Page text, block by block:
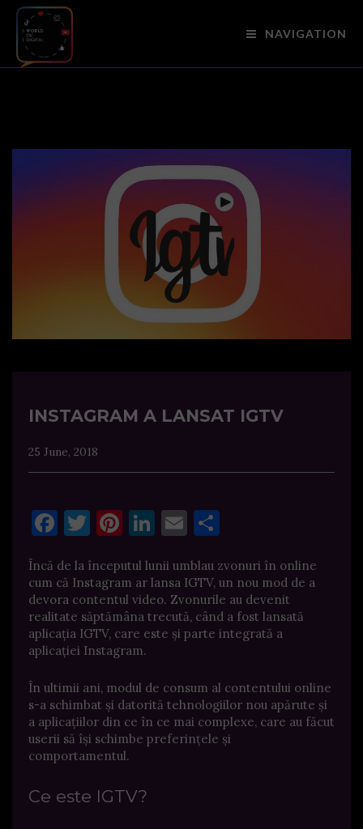
NAVIGATION
INSTAGRAM A LANSAT IGTV
25 June, 2018
Facebook
Twitter
Pinterest
LinkedIn
Email
Încă de la începutul lunii umblau zvonuri în online
cum că Instagram ar lansa IGTV, un nou mod de a
devora contentul video. Zvonurile au devenit
realitate săptămâna trecută, când a fost lansată
aplicația IGTV, care este și parte integrată a
aplicației Instagram.
În ultimii ani, modul de consum al contentului online
s-a schimbat și datorită tehnologiilor nou apărute și
a aplicațiilor din ce în ce mai complexe, care au făcut
userii să își schimbe preferințele și
comportamentul.
Ce este IGTV?